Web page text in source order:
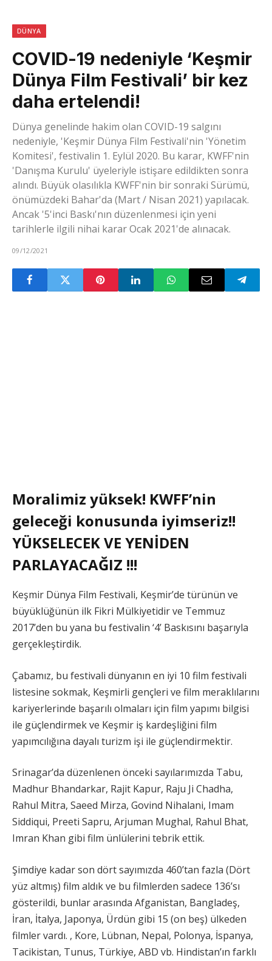
DÜNYA
COVID-19 nedeniyle ‘Keşmir
Dünya Film Festivali’ bir kez
daha ertelendi!
Dünya genelinde hakim olan COVID-19 salgını
nedeniyle, 'Keşmir Dünya Film Festivali'nin 'Yönetim
Komitesi', festivalin 1. Eylül 2020. Bu karar, KWFF'nin
'Danışma Kurulu' üyeleriyle istişare edildikten sonra
alındı. Büyük olasılıkla KWFF'nin bir sonraki Sürümü,
önümüzdeki Bahar'da (Mart / Nisan 2021) yapılacak.
Ancak '5'inci Baskı'nın düzenlenmesi için yeni
tarihlerle ilgili nihai karar Ocak 2021'de alınacak.
09/12/2021
Moralimiz yüksek! KWFF’nin
geleceği konusunda iyimseriz!!
YÜKSELECEK VE YENİDEN
PARLAYACAĞIZ !!!
Keşmir Dünya Film Festivali, Keşmir’de türünün ve
büyüklüğünün ilk Fikri Mülkiyetidir ve Temmuz
2017’den bu yana bu festivalin ‘4’ Baskısını başarıyla
gerçekleştirdik.
Çabamız, bu festivali dünyanın en iyi 10 film festivali
listesine sokmak, Keşmirli gençleri ve film meraklılarını
kariyerlerinde başarılı olmaları için film yapımı bilgisi
ile güçlendirmek ve Keşmir iş kardeşliğini film
yapımcılığına dayalı turizm işi ile güçlendirmektir.
Srinagar’da düzenlenen önceki sayılarımızda Tabu,
Madhur Bhandarkar, Rajit Kapur, Raju Ji Chadha,
Rahul Mitra, Saeed Mirza, Govind Nihalani, Imam
Siddiqui, Preeti Sapru, Arjuman Mughal, Rahul Bhat,
Imran Khan gibi film ünlülerini tebrik ettik.
Şimdiye kadar son dört sayımızda 460’tan fazla (Dört
yüz altmış) film aldık ve bu filmlerden sadece 136’sı
gösterildi, bunlar arasında Afganistan, Bangladeş,
İran, İtalya, Japonya, Ürdün gibi 15 (on beş) ülkeden
filmler vardı. , Kore, Lübnan, Nepal, Polonya, İspanya,
Tacikistan, Tunus, Türkiye, ABD vb. Hindistan’ın farklı